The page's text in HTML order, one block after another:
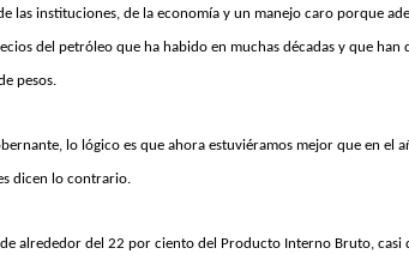
las instituciones, de la economía y un manejo caro porque
del petróleo que ha habido en muchas décadas y que han
pesos.
lo lógico es que ahora estuviéramos mejor que en el
dicen lo contrario.
alrededor del 22 por ciento del Producto Interno Bruto, casi